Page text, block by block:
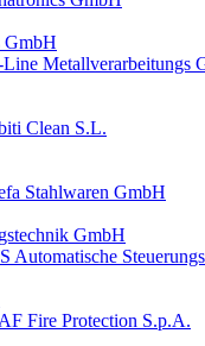
GmbH
Metallverarbeitungs
Clean S.L.
Stahlwaren GmbH
GmbH
Automatische
Fire Protection S.p.A.